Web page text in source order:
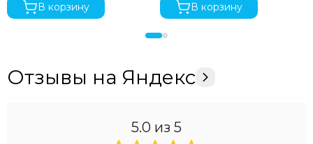
В корзину
В корзину
Отзывы на Яндекс
5.0 из 5